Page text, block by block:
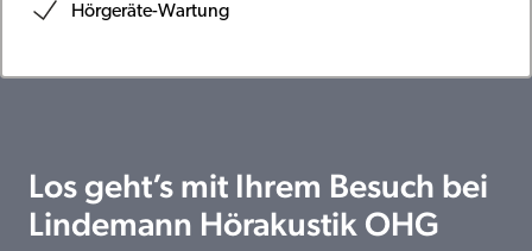
Hörgeräte-Wartung
Los geht’s mit Ihrem Besuch bei
Lindemann Hörakustik OHG